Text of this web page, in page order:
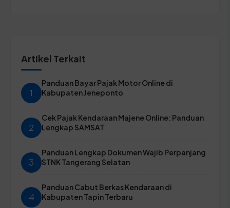
Artikel Terkait
1
Panduan Bayar Pajak Motor Online di
Kabupaten Jeneponto
2
Cek Pajak Kendaraan Majene Online: Panduan
Lengkap SAMSAT
3
Panduan Lengkap Dokumen Wajib Perpanjang
STNK Tangerang Selatan
4
Panduan Cabut Berkas Kendaraan di
Kabupaten Tapin Terbaru